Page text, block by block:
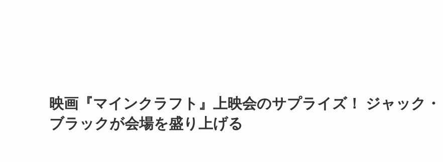
映画 『マインクラフト』上映会のサプライズ！
ジャック・
ブラックが会場を盛り上げる